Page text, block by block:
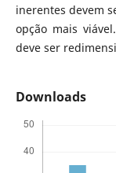
inerentes devem
opção mais
deve ser
Downloads